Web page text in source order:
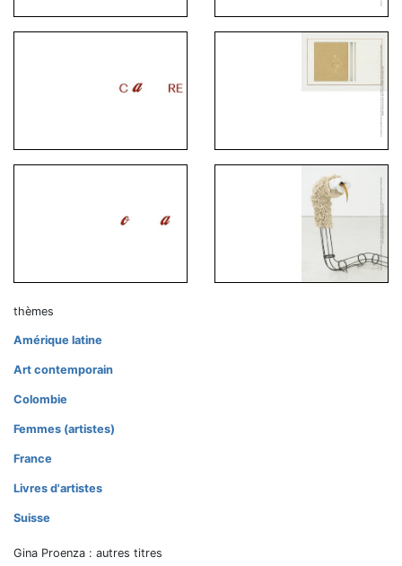
thèmes
Amérique latine
Art contemporain
Colombie
Femmes (artistes)
France
Livres d'artistes
Suisse
Gina Proenza : autres titres